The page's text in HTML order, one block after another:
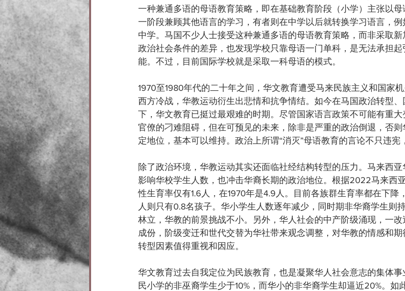
一种兼通多语的母语教育策略，即在基础教育阶段（小学）主张以
一阶段兼顾其他语言的学习，有者则在中学以后就转换学习语言，
中学。马国不少人士接受这种兼通多语的母语教育策略，而非采取
政治社会条件的差异，也发现学校只靠母语一门单科，是无法承担
能。不过，目前国际学校就是采取一科母语的模式。
1970至1980年代的二十年之间，华文教育遭受马来民族主义和国家
西方冷战，华教运动衍生出悲情和抗争情结。如今在马国政治转型
下，华文教育已挺过最艰难的时期。尽管国家语言政策不可能有重
官僚的刁难阻碍，但在可预见的未来，除非是严重的政治倒退，否
定地位，基本可以维持。政治上所谓“消灭”母语教育的言论不只违宪
除了政治环境，华教运动其实还面临社经结构转型的压力。马来西
影响华校学生人数，也冲击华裔长期的政治地位。根据2022马来西
性生育率仅有1.6人，在1970年是4.9人。目前各族群生育率都在下降
人则只有0.8名孩子。华小学生人数逐年减少，同时期非华裔学生则
林立，华教的前景挑战不小。另外，华人社会的中产阶级涌现，一
成份，阶级变迁和世代交替为华社带来观念调整，对华教的情感和
转型因素值得重视和因应。
华文教育过去自我定位为民族教育，也是凝聚华人社会意志的集体
民小学的非巫裔学生少于10%，而华小的非华裔学生却逼近20%。如